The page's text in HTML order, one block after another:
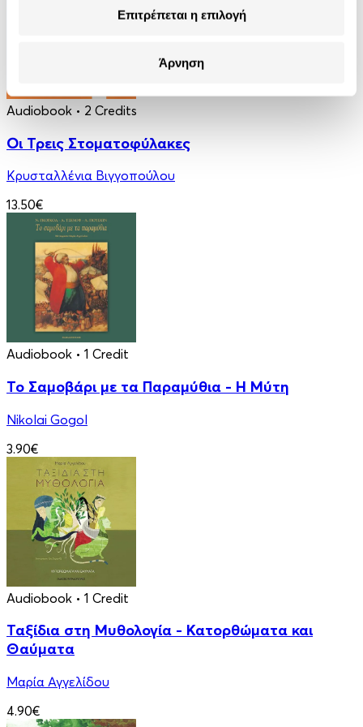
Επιτρέπεται η επιλογή
Άρνηση
Audiobook • 2 Credits
Οι Τρεις Στοματοφύλακες
Κρυσταλλένια Βιγγοπούλου
13.50€
Audiobook • 1 Credit
Το Σαμοβάρι με τα Παραμύθια - Η Μύτη
Nikolai Gogol
3.90€
Audiobook • 1 Credit
Ταξίδια στη Μυθολογία - Κατορθώματα και
Θαύματα
Μαρία Αγγελίδου
4.90€